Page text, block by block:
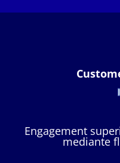
Engagement
mediante